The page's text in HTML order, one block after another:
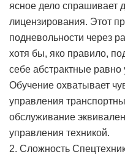
ясное дело спрашивает
лицензирования. Этот
подневольности через
хотя бы, яко правило,
себе абстрактные
Обучение охватывает
управления
обслуживание
управления техникой.
2. Сложность